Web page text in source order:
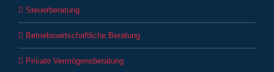
Steuerberatung
Betriebswirtschaftliche Beratung
Private Vermögensberatung